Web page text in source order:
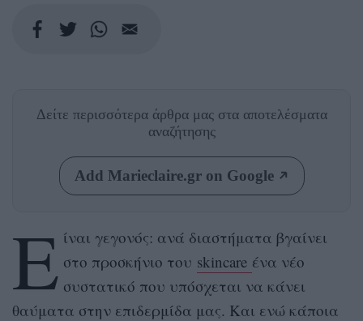
Δείτε περισσότερα άρθρα μας στα αποτελέσματα
αναζήτησης
Add Marieclaire.gr on Google
Ε ίναι γεγονός: ανά διαστήματα βγαίνει
στο προσκήνιο του skincare ένα νέο
συστατικό που υπόσχεται να κάνει
θαύματα στην επιδερμίδα μας. Και ενώ κάποια